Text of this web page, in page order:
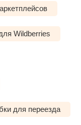
Wildberries
для переезда